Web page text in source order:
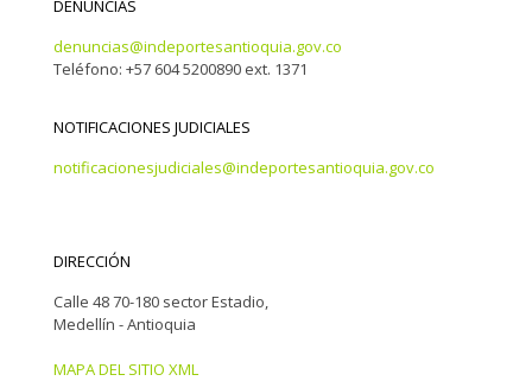
DENUNCIAS
denuncias@indeportesantioquia.gov.co
Teléfono: +57 604 5200890 ext. 1371
NOTIFICACIONES JUDICIALES
notificacionesjudiciales@indeportesantioquia.gov.co
DIRECCIÓN
Calle 48 70-180 sector Estadio,
Medellín - Antioquia
MAPA DEL SITIO XML